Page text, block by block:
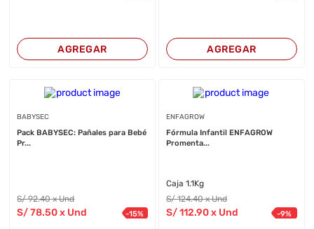
AGREGAR AGREGAR
BABYSEC
Pack BABYSEC: Pañales para Bebé
Pr...
S/92.40 x Und
S/78.50 x Und -15%
ENFAGROW
Fórmula Infantil ENFAGROW
Promenta...
Caja 1.1Kg
S/124.40 x Und
S/112.90x Und -9%